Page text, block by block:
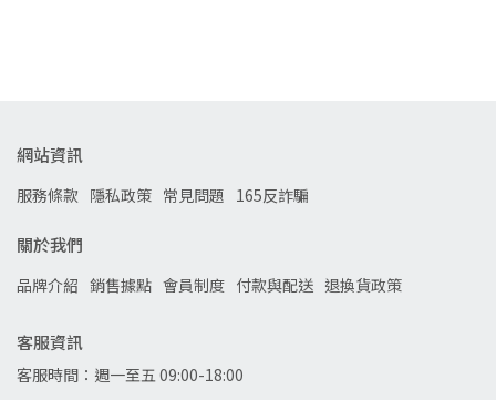
網站資訊
服務條款 隱私政策 常見問題 165反詐騙
關於我們
品牌介紹 銷售據點 會員制度 付款與配送 退換貨政策
客服資訊
客服時間：週一至五 09:00-18:00